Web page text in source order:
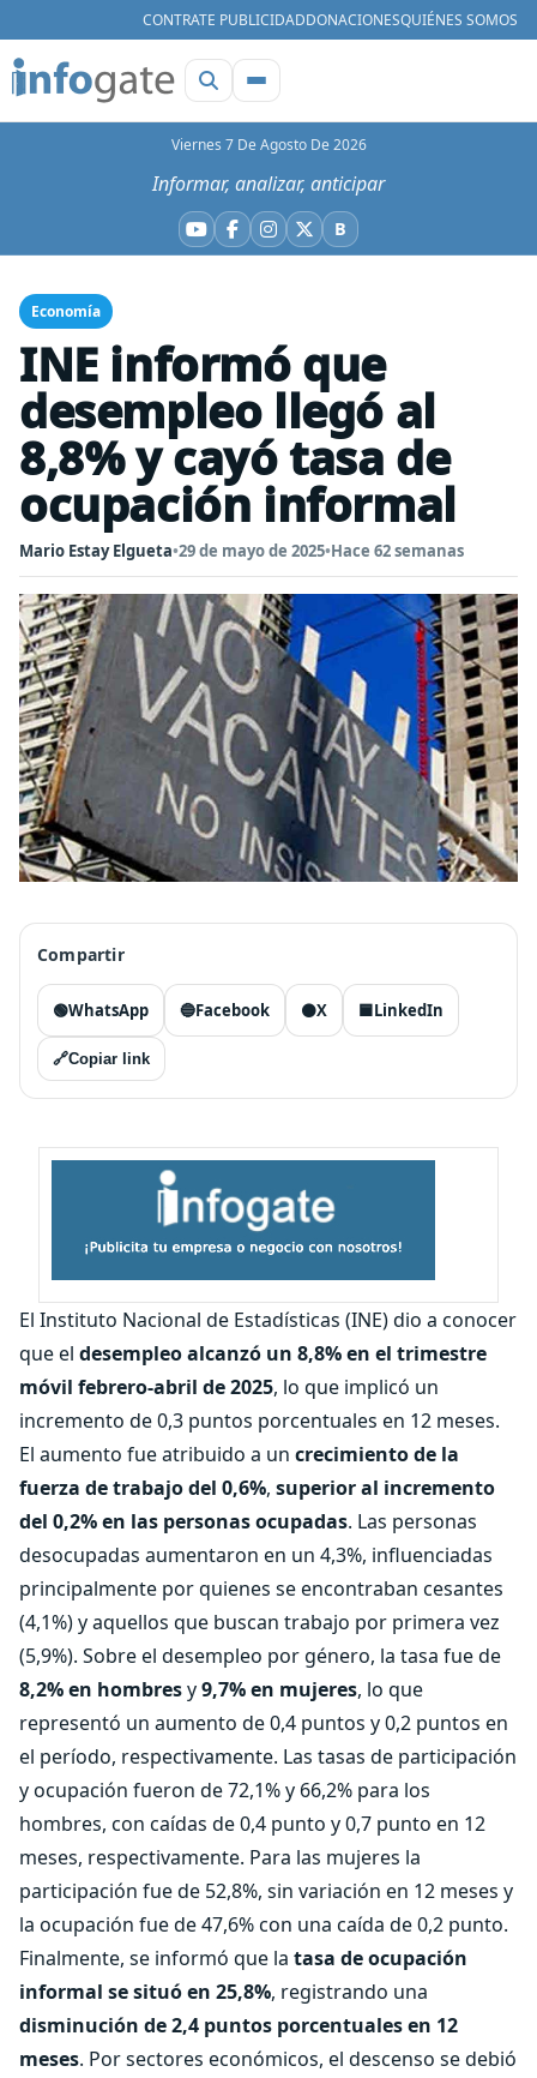
CONTRATE PUBLICIDADDONACIONESQUIÉNES SOMOS
Viernes 7 De Agosto De 2026
Informar, analizar, anticipar
YouTube
Facebook
Instagram
X BBluesky
Economía
INE informó que
desempleo llegó al
8,8% y cayó tasa de
ocupación informal
Mario Estay Elgueta•29 de mayo de 2025•Hace 62 semanas
Compartir
🟢WhatsApp 🔵Facebook ⚫X 🟦LinkedIn
🔗Copiar link
El Instituto Nacional de Estadísticas (INE) dio a conocer
que el desempleo alcanzó un 8,8% en el trimestre
móvil febrero-abril de 2025, lo que implicó un
incremento de 0,3 puntos porcentuales en 12 meses.
El aumento fue atribuido a un crecimiento de la
fuerza de trabajo del 0,6%, superior al incremento
del 0,2% en las personas ocupadas. Las personas
desocupadas aumentaron en un 4,3%, influenciadas
principalmente por quienes se encontraban cesantes
(4,1%) y aquellos que buscan trabajo por primera vez
(5,9%). Sobre el desempleo por género, la tasa fue de
8,2% en hombresy9,7% en mujeres, lo que
representó un aumento de 0,4 puntos y 0,2 puntos en
el período, respectivamente. Las tasas de participación
y ocupación fueron de 72,1% y 66,2% para los
hombres, con caídas de 0,4 punto y 0,7 punto en 12
meses, respectivamente. Para las mujeres la
participación fue de 52,8%, sin variación en 12 meses y
la ocupación fue de 47,6% con una caída de 0,2 punto.
Finalmente, se informó que la tasa de ocupación
informal se situó en 25,8%, registrando una
disminución de 2,4 puntos porcentuales en 12
meses. Por sectores económicos, el descenso se debió